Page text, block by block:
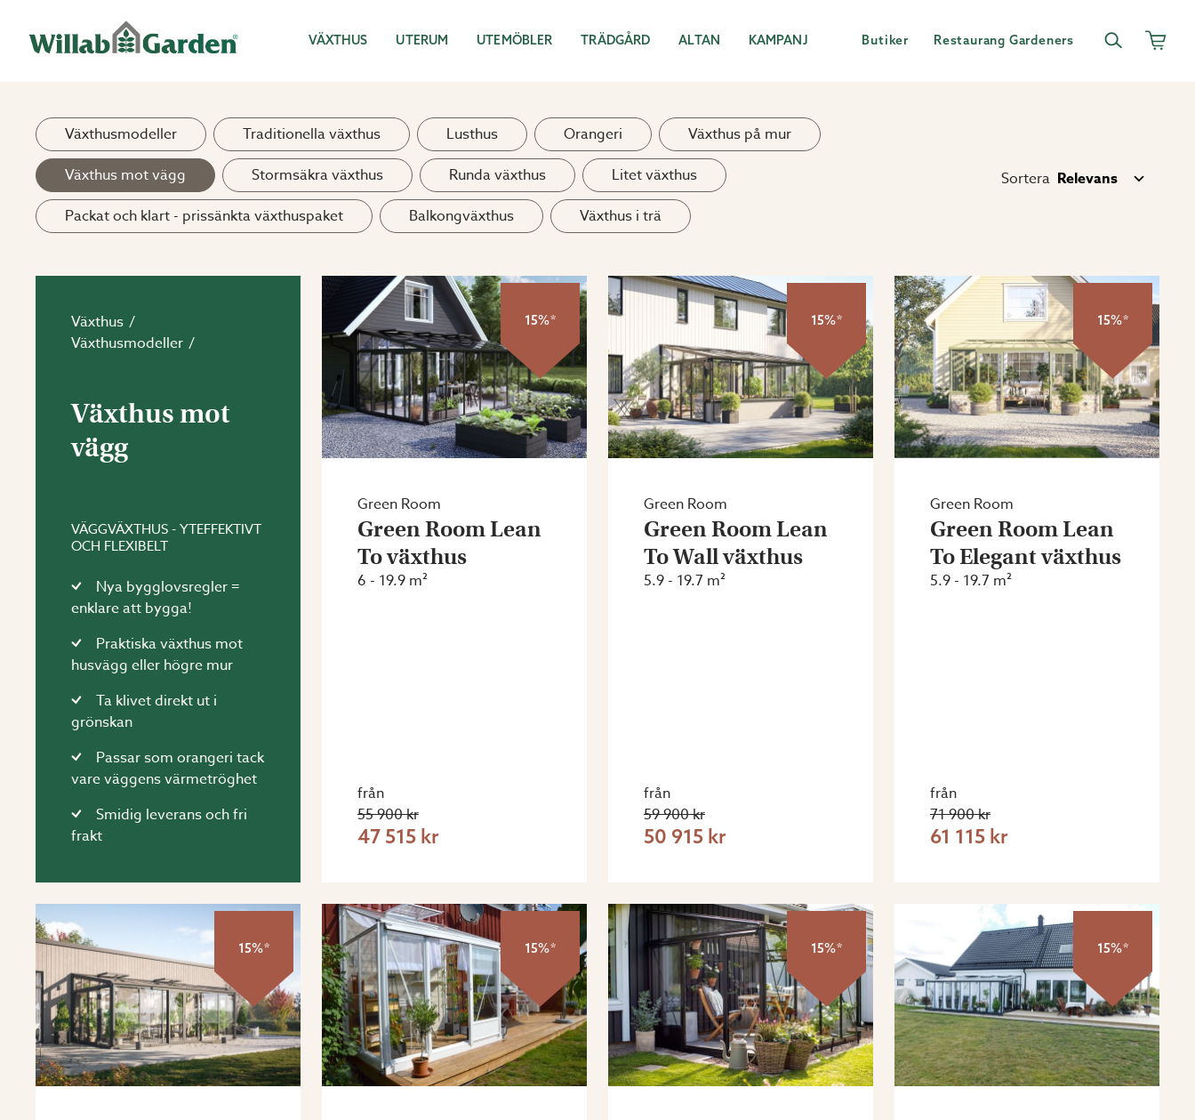
VÄXTHUS UTERUM UTEMÖBLER TRÄDGÅRD ALTAN KAMPANJ Butiker Restaurang Gardeners
Växthusmodeller Traditionella växthus Lusthus Orangeri
Växthus på mur
Växthus mot vägg
Stormsäkra växthus Runda växthus
Litet växthus
Packat och klart - prissänkta växthuspaket
Balkongväxthus Växthus i trä
Sortera
Växthus
Växthusmodeller
Växthus mot
vägg
VÄGGVÄXTHUS - YTEFFEKTIVT
OCH FLEXIBELT
Nya bygglovsregler =
enklare att bygga!
Praktiska växthus mot
husvägg eller högre mur
Ta klivet direkt ut i
grönskan
Passar som orangeri tack
vare väggens värmetröghet
Smidig leverans och fri
frakt
15%*
Green Room
Green Room Lean
To växthus
6 - 19.9 m²
från
55 900 kr
47 515 kr
15%*
Green Room
Green Room Lean
To Wall växthus
5.9 - 19.7 m²
från
59 900 kr
50 915 kr
15%*
Green Room
Green Room Lean
To Elegant växthus
5.9 - 19.7 m²
från
71 900 kr
61 115 kr
15%* 15%* 15%* 15%*